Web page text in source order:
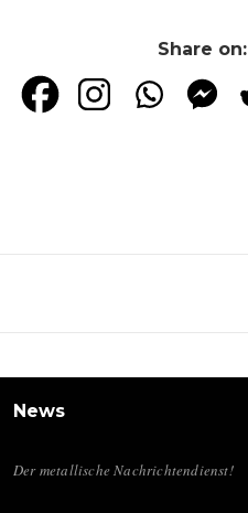
Share on:
News
Der metallische Nachrichtendienst!